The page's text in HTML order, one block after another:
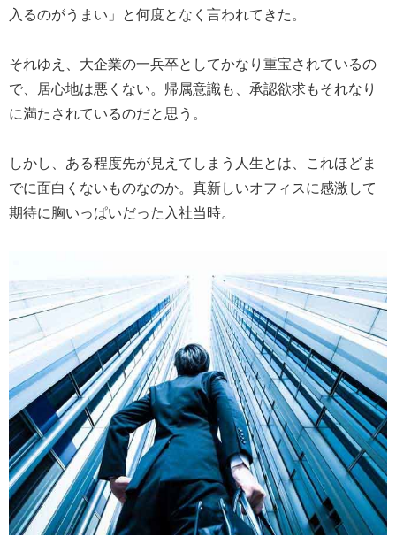
入るのがうまい」と何度となく言われてきた。
それゆえ、大企業の一兵卒としてかなり重宝されているの
で、居心地は悪くない。帰属意識も、承認欲求もそれなり
に満たされているのだと思う。
しかし、ある程度先が見えてしまう人生とは、これほどま
でに面白くないものなのか。真新しいオフィスに感激して
期待に胸いっぱいだった入社当時。